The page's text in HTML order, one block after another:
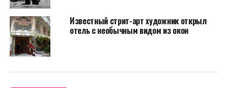
изменил мир
искусства», —
прокомментировал
Goldie.
Известный стрит-арт художник открыл
отель с необычным видом из окон